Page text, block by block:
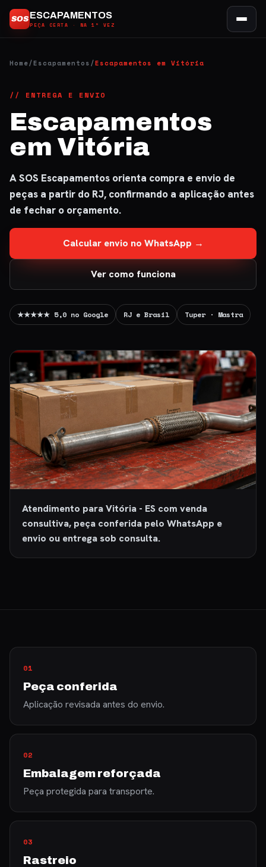
paraSOS ESCAPAMENTOS
PEÇA CERTA · NA 1ª VEZ
Home/Escapamentos/Escapamentos em Vitória
// ENTREGA E ENVIO
Escapamentos
em Vitória
A SOS Escapamentos orienta compra e envio de
peças a partir do RJ, confirmando a aplicação antes
de fechar o orçamento.
Calcular envio no WhatsApp →
Ver como funciona
★★★★★ 5,0 no Google RJ e Brasil Tuper · Mastra
Atendimento para Vitória - ES com venda
consultiva, peça conferida pelo WhatsApp e
envio ou entrega sob consulta.
01
Peça conferida
Aplicação revisada antes do envio.
02
Embalagem reforçada
Peça protegida para transporte.
03
Rastreio